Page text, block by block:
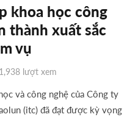
khoa học công
thành xuất sắc
vụ
1,938 lượt xem
và công nghệ của Công ty
(itc) đã đạt được kỳ vọng